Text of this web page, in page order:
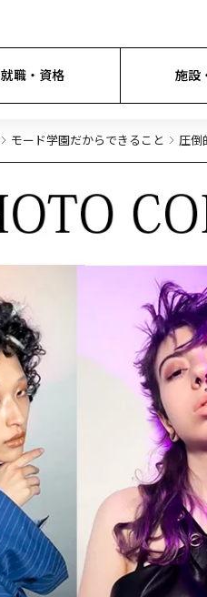
就職・資格 施設
モード学園だからできること 圧倒